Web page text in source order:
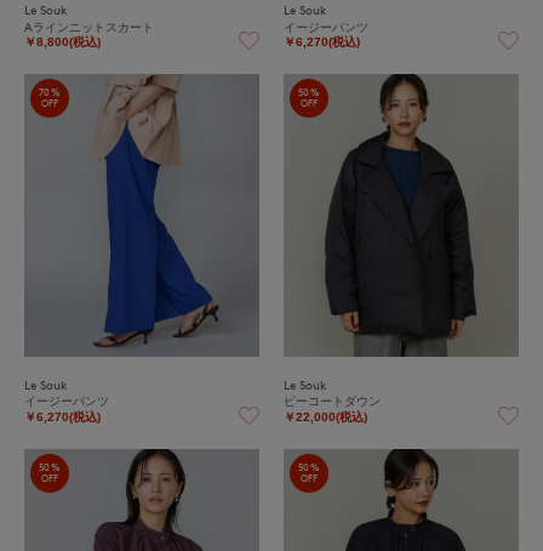
Le Souk
Aラインニットスカート
￥8,800(税込)
Le Souk
イージーパンツ
￥6,270(税込)
70%
OFF
Le Souk
イージーパンツ
￥6,270(税込)
50%
OFF
Le Souk
ピーコートダウン
￥22,000(税込)
50%
OFF
50%
OFF